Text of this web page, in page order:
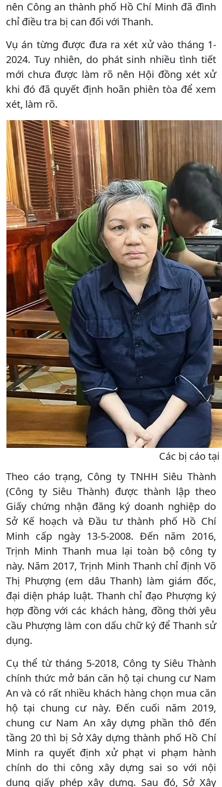
nên Công an thành phố Hồ Chí Minh đã đình
chỉ điều tra bị can đối với Thanh.
Vụ án từng được đưa ra xét xử vào tháng 1-
2024. Tuy nhiên, do phát sinh nhiều tình tiết
mới chưa được làm rõ nên Hội đồng xét xử
khi đó đã quyết định hoãn phiên tòa để xem
xét, làm rõ.
Các bị cáo
Theo cáo trạng, Công ty TNHH Siêu Thành
(Công ty Siêu Thành) được thành lập theo
Giấy chứng nhận đăng ký doanh nghiệp do
Sở Kế hoạch và Đầu tư thành phố Hồ Chí
Minh cấp ngày 13-5-2008. Đến năm 2016,
Trịnh Minh Thanh mua lại toàn bộ công ty
này. Năm 2017, Trịnh Minh Thanh chỉ định Võ
Thị Phượng (em dâu Thanh) làm giám đốc,
đại diện pháp luật. Thanh chỉ đạo Phượng ký
hợp đồng với các khách hàng, đồng thời yêu
cầu Phượng làm con dấu chữ ký để Thanh sử
dụng.
Cụ thể từ tháng 5-2018, Công ty Siêu Thành
chính thức mở bán căn hộ tại chung cư Nam
An và có rất nhiều khách hàng chọn mua căn
hộ tại chung cư này. Đến cuối năm 2019,
chung cư Nam An xây dựng phần thô đến
tầng 20 thì bị Sở Xây dựng thành phố Hồ Chí
Minh ra quyết định xử phạt vi phạm hành
chính do thi công xây dựng sai so với nội
dung giấy phép xây dựng. Sau đó, Sở Xây